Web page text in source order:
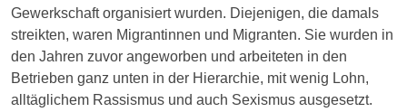
Gewerkschaft organisiert wurden. Diejenigen, die damals
streikten, waren Migrantinnen und Migranten. Sie wurden in
den Jahren zuvor angeworben und arbeiteten in den
Betrieben ganz unten in der Hierarchie, mit wenig Lohn,
alltäglichem Rassismus und auch Sexismus ausgesetzt.